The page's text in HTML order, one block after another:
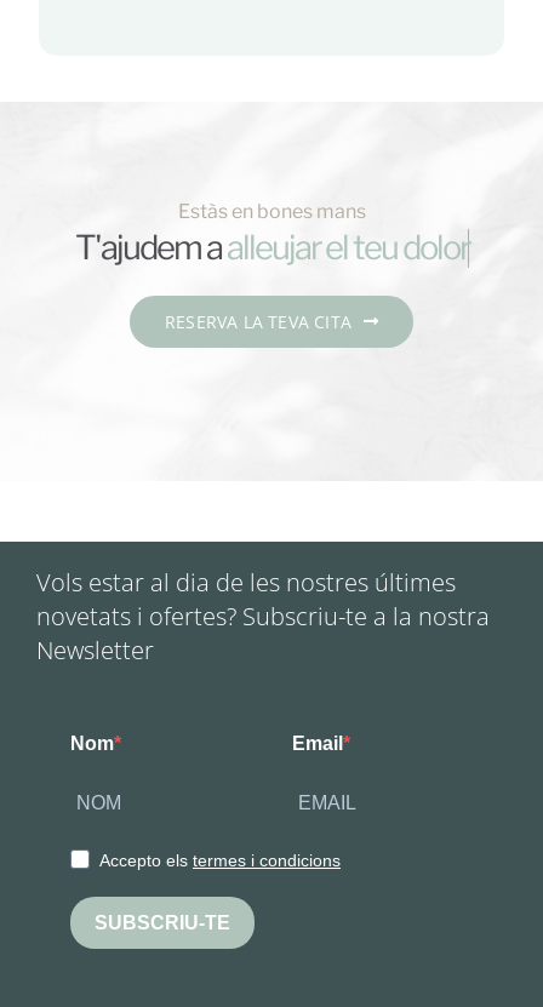
Estàs en bones mans
T'ajudem a
RESERVA LA TEVA CITA
Vols estar al dia de les nostres últimes
novetats i ofertes? Subscriu-te a la nostra
Newsletter
Nom Email
Accepto els termes i condicions
SUBSCRIU-TE